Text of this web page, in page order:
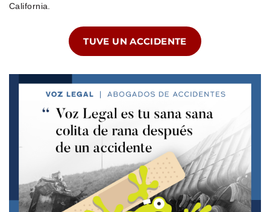
California.
TUVE UN ACCIDENTE